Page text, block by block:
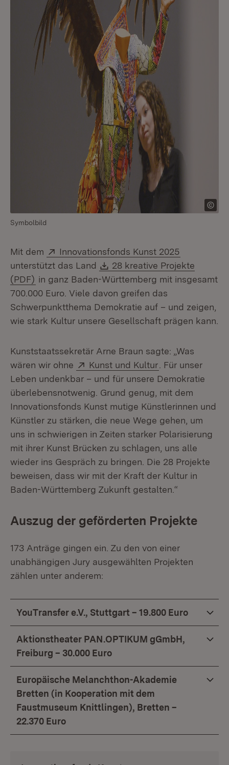
Symbolbild
Mit dem Extern:
Innovationsfonds Kunst 2025
unterstützt das Land
Download:
28 kreative Projekte
(PDF) (Öffnet in neuem Fenster)
in ganz Baden-Württemberg mit insgesamt
700.000 Euro. Viele davon greifen das
Schwerpunktthema Demokratie auf – und zeigen,
wie stark Kultur unsere Gesellschaft prägen kann.
Kunststaatssekretär Arne Braun sagte: „Was
wären wir ohne
Extern:
Kunst und Kultur (Öffnet in
. Für unser
Leben undenkbar – und für unsere Demokratie
überlebensnotwenig. Grund genug, mit dem
Innovationsfonds Kunst mutige Künstlerinnen und
Künstler zu stärken, die neue Wege gehen, um
uns in schwierigen in Zeiten starker Polarisierung
mit ihrer Kunst Brücken zu schlagen, uns alle
wieder ins Gespräch zu bringen. Die 28 Projekte
beweisen, dass wir mit der Kraft der Kultur in
Baden-Württemberg Zukunft gestalten.“
Auszug der geförderten Projekte
173 Anträge gingen ein. Zu den von einer
unabhängigen Jury ausgewählten Projekten
zählen unter anderem:
YouTransfer e.V., Stuttgart – 19.800 Euro
Aktionstheater PAN.OPTIKUM gGmbH,
Freiburg – 30.000 Euro
Europäische Melanchthon-Akademie
Bretten (in Kooperation mit dem
Faustmuseum Knittlingen), Bretten –
22.370 Euro